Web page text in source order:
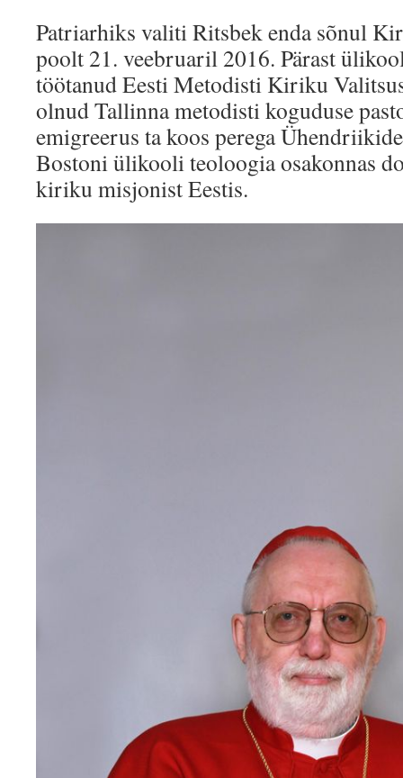
Patriarhiks valiti Ritsbek enda sõnul
poolt 21. veebruaril 2016. Pärast
töötanud Eesti Metodisti Kiriku
olnud Tallinna metodisti koguduse
emigreerus ta koos perega
Bostoni ülikooli teoloogia osakonnas
kiriku misjonist Eestis.